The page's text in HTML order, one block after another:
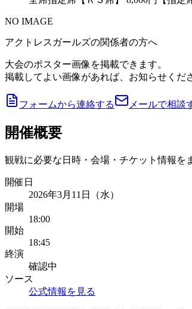
NO IMAGE
アクトレスガールズの関係者の方へ
大会のポスター画像を掲載できます。
掲載してよい画像があれば、お知らせくだ
フォームから連絡する メールで相談
開催概要
観戦に必要な日時・会場・チケット情報を
開催日
2026年3月11日（水）
開場
18:00
開始
18:45
終演
確認中
ソース
公式情報を見る